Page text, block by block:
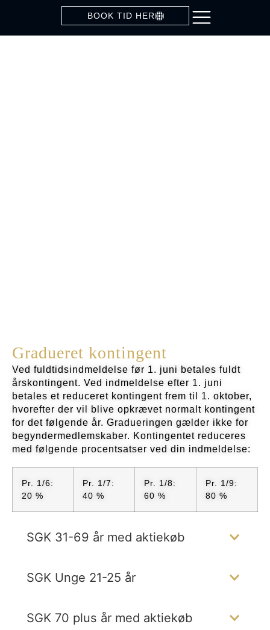
BOOK TID HER
Gradueret kontingent
Ved fuldtidsindmeldelse før 1. juni betales fuldt
årskontingent. Ved indmeldelse efter 1. juni
betales et reduceret kontingent frem til 1. oktober,
hvorefter der vil blive opkrævet normalt kontingent
for det følgende år. Gradueringen gælder ikke for
begyndermedlemskaber. Kontingentet reduceres
med følgende procentsatser ved din indmeldelse:
Pr. 1/6:
20 %
Pr. 1/7:
40 %
Pr. 1/8:
60 %
Pr. 1/9:
80 %